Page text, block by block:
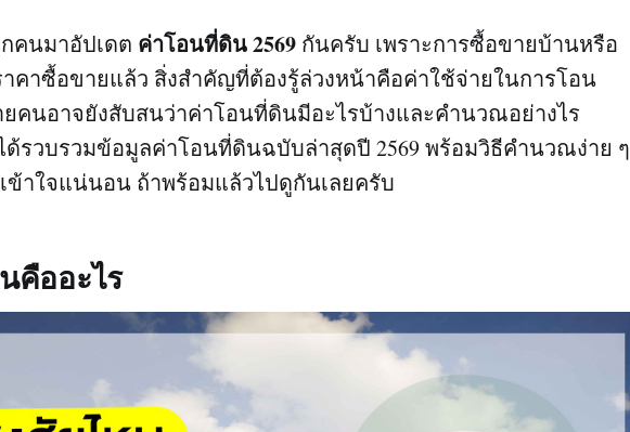
คนมาอัปเดต ค่าโอนที่ดิน 2569 กันครับ เพราะการซื้อขายบ้านหรือ
คาซื้อขายแล้ว สิ่งสำคัญที่ต้องรู้ล่วงหน้าคือค่าใช้จ่ายในการโอน
คนอาจยังสับสนว่าค่าโอนที่ดินมีอะไรบ้างและคำนวณอย่างไร
ด้รวบรวมข้อมูลค่าโอนที่ดินฉบับล่าสุดปี 2569 พร้อมวิธีคำนวณง่าย ๆ
ข้าใจแน่นอน ถ้าพร้อมแล้วไปดูกันเลยครับ
คืออะไร